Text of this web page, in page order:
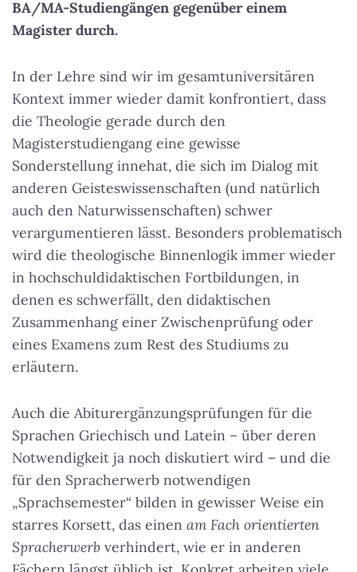
BA/MA-Studiengängen gegenüber einem
Magister durch.
In der Lehre sind wir im gesamtuniversitären
Kontext immer wieder damit konfrontiert, dass
die Theologie gerade durch den
Magisterstudiengang eine gewisse
Sonderstellung innehat, die sich im Dialog mit
anderen Geisteswissenschaften (und natürlich
auch den Naturwissenschaften) schwer
verargumentieren lässt. Besonders problematisch
wird die theologische Binnenlogik immer wieder
in hochschuldidaktischen Fortbildungen, in
denen es schwerfällt, den didaktischen
Zusammenhang einer Zwischenprüfung oder
eines Examens zum Rest des Studiums zu
erläutern.
Auch die Abiturergänzungsprüfungen für die
Sprachen Griechisch und Latein – über deren
Notwendigkeit ja noch diskutiert wird – und die
für den Spracherwerb notwendigen
„Sprachsemester“ bilden in gewisser Weise ein
starres Korsett, das einen am Fach orientierten
Spracherwerb verhindert, wie er in anderen